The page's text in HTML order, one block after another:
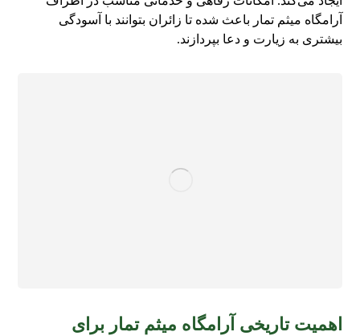
آرامگاه میثم تمار باعث شده تا زائران بتوانند با آسودگی
بیشتری به زیارت و دعا بپردازند.
اهمیت تاریخی آرامگاه میثم تمار برای